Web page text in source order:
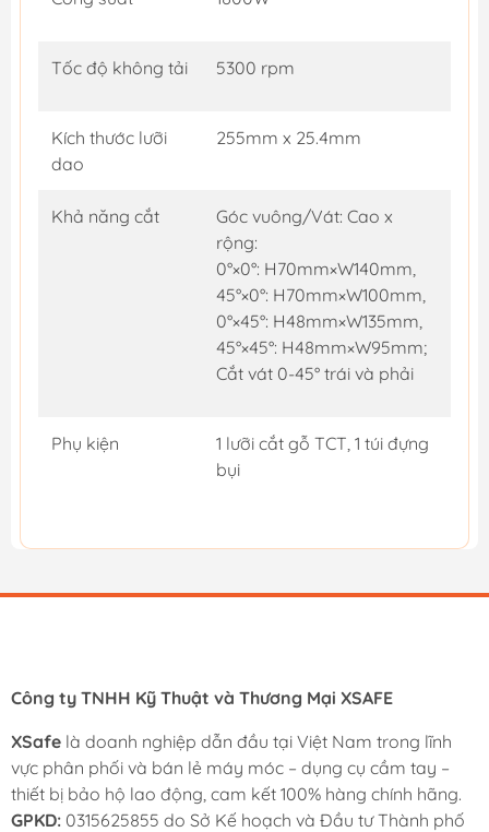
Tốc độ không tải 5300 rpm
Kích thước lưỡi
dao
255mm x 25.4mm
Khả năng cắt
Góc vuông/Vát: Cao x
rộng:
0°×0°: H70mm×W140mm,
45°×0°: H70mm×W100mm,
0°×45°: H48mm×W135mm,
45°×45°: H48mm×W95mm;
Cắt vát 0-45° trái và phải
Phụ kiện
1 lưỡi cắt gỗ TCT, 1 túi đựng
bụi
Công ty TNHH Kỹ Thuật và Thương Mại XSAFE
XSafe là doanh nghiệp dẫn đầu tại Việt Nam trong lĩnh
vực phân phối và bán lẻ máy móc – dụng cụ cầm tay –
thiết bị bảo hộ lao động, cam kết 100% hàng chính hãng.
GPKD: 0315625855 do Sở Kế hoạch và Đầu tư Thành phố